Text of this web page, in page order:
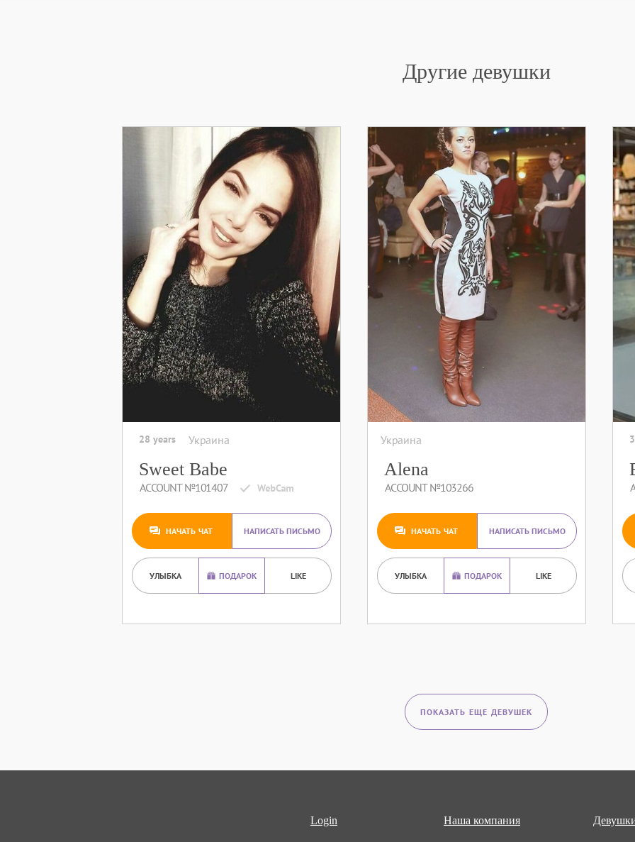
Другие девушки
28 years Украина
Sweet Babe
ACCOUNT №101407
НАЧАТЬ ЧАТ НАПИСАТЬ ПИСЬМО
УЛЫБКА ПОДАРОК LIKE
Украина
Alena
ACCOUNT №103266
НАЧАТЬ ЧАТ НАПИСАТЬ ПИСЬМО
УЛЫБКА ПОДАРОК LIKE
ПОКАЗАТЬ ЕЩЕ ДЕВУШЕК
Login Наша компания